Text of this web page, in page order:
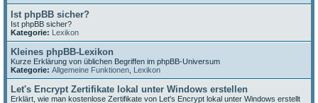
Ist phpBB sicher?
Ist phpBB sicher?
Kategorie: Lexikon
Kleines phpBB-Lexikon
Kurze Erklärung von üblichen Begriffen im phpBB-Universum
Kategorie: Allgemeine Funktionen Lexikon
Let's Encrypt Zertifikate lokal unter Windows erstellen
Erklärt, wie man kostenlose Zertifikate von Let's Encrypt lokal unter Windows erstellt